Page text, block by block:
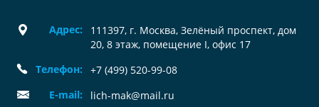
Адрес:
111397, г. Москва, Зелёный проспект, дом
20, 8 этаж, помещение I, офис 17
Телефон:
+7 (499) 520-99-08
E-mail:
lich-mak@mail.ru